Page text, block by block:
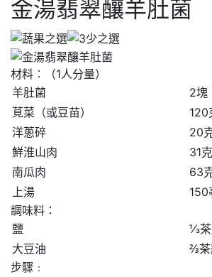
金湯翡翠釀羊肚菌
材料︰（1人分量）
羊肚菌
2塊
莧菜（或豆苗）
120
洋蔥碎
20
鮮淮山肉
31克
南瓜肉
63
上湯
150
調味料：
鹽
⅓
大豆油
⅔茶
步驟﹕